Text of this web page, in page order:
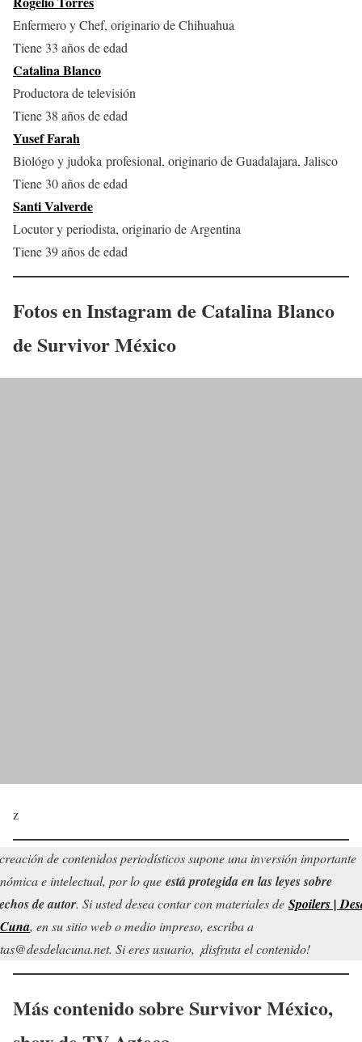
Enfermero y Chef, originario de Chihuahua
Tiene 33 años de edad
Catalina Blanco
Productora de televisión
Tiene 38 años de edad
Yusef Farah
Biológo y judoka profesional, originario de Guadalajara, Jalisco
Tiene 30 años de edad
Santi Valverde
Locutor y periodista, originario de Argentina
Tiene 39 años de edad
Fotos en Instagram de Catalina Blanco
de Survivor México
z
de contenidos periodísticos supone una inversión importante
e intelectual, por lo que está protegida en las leyes sobre
de autor. Si usted desea contar con materiales de Spoilers |
, en su sitio web o medio impreso, escriba a
Si eres usuario, ¡disfruta el contenido!
Más contenido sobre Survivor México,